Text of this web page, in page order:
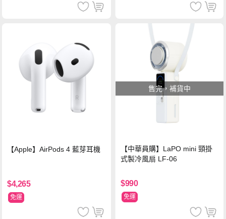
【Apple】AirPods 4 藍芽耳機
$4,265
免運
售完，補貨中
【中華員購】LaPO mini 頸掛
式製冷風扇 LF-06
$990
免運